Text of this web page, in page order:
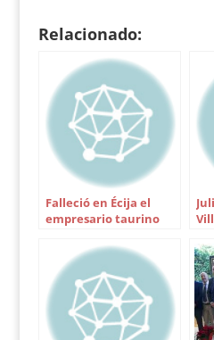
Relacionado:
Falleció en Écija el
empresario taurino